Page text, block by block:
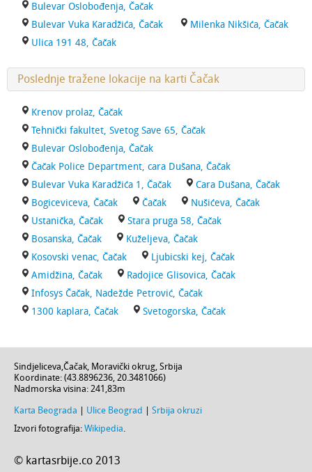
Bulevar Oslobođenja, Čačak
Bulevar Vuka Karadžića, Čačak
Milenka Nikšića, Čačak
Ulica 191 48, Čačak
Poslednje tražene lokacije na karti Čačak
Krenov prolaz, Čačak
Tehnički fakultet, Svetog Save 65, Čačak
Bulevar Oslobođenja, Čačak
Čačak Police Department, cara Dušana, Čačak
Bulevar Vuka Karadžića 1, Čačak
Cara Dušana, Čačak
Bogiceviceva, Čačak
Čačak
Nušićeva, Čačak
Ustanička, Čačak
Stara pruga 58, Čačak
Bosanska, Čačak
Kuželjeva, Čačak
Kosovski venac, Čačak
Ljubicski kej, Čačak
Amidžina, Čačak
Radojice Glisovica, Čačak
Infosys Čačak, Nadežde Petrović, Čačak
1300 kaplara, Čačak
Svetogorska, Čačak
Sindjeliceva,Čačak, Moravički okrug, Srbija
Koordinate: (43.8896236, 20.3481066)
Nadmorska visina: 241,83m
Karta Beograda Ulice Beograd
Srbija okruzi
Izvori fotografija: Wikipedia.
© kartasrbije.co 2013